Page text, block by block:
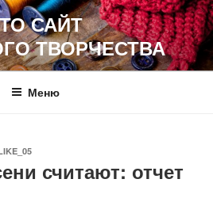
САЙТ
ТВОРЧЕСТВА
Меню
считают: отчет